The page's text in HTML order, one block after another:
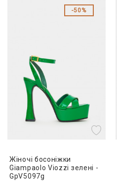
50%
Жіночі босоніжки
Giampaolo Viozzi зелені -
GpV5097g